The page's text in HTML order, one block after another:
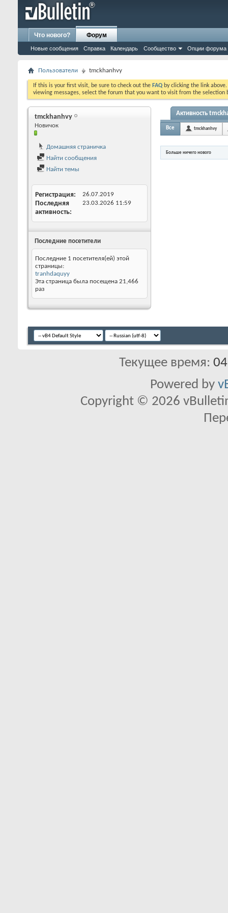
Что нового? Форум
Новые сообщения Справка Календарь Сообщество Опции форума
Пользователи tmckhanhvy
If this is your first visit, be sure to check out the FAQ by clicking the link
viewing messages, select the forum that you want to visit from the selection
tmckhanhvy
Новичок
Домашняя страничка
Найти сообщения
Найти темы
Регистрация 26.07.2019
Последняя
активность
23.03.2026 11:59
Последние посетители
Последние 1 посетителя(ей) этой
страницы:
tranhdaquyy
Эта страница была посещена 21,466
раз
Активность
Все tmckhanhvy
Больше ничего нового
Текущее время:
Powered by
Copyright © 2026